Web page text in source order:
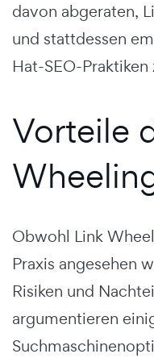
davon abgeraten,
und stattdessen
Hat-SEO-
Vorteile
Obwohl Link
Praxis angesehen
Risiken und
argumentieren